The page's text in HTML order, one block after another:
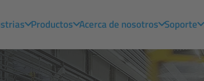
Productos Acerca de nosotros Soporte